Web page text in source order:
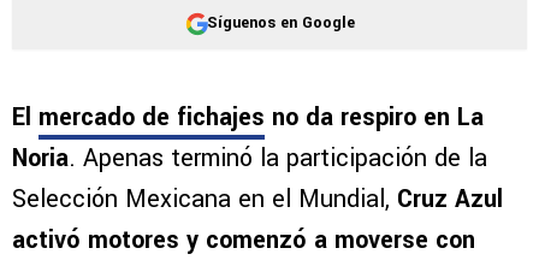
Síguenos en Google
El mercado de fichajes no da respiro en La
Noria. Apenas terminó la participación de la
Selección Mexicana en el Mundial, Cruz Azul
activó motores y comenzó a moverse con